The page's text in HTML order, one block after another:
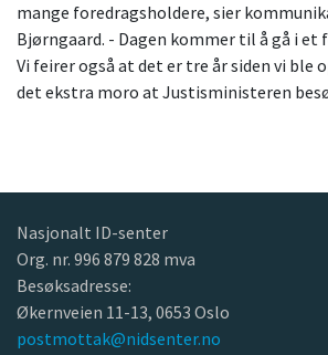
mange foredragsholdere, sier
Bjørngaard. - Dagen kommer til å gå i et
Vi feirer også at det er tre år siden vi ble
det ekstra moro at Justisministeren
Nasjonalt ID-senter
Org. nr. 996 879 828 mva
Besøksadresse:
Økernveien 11-13, 0653 Oslo
postmottak@nidsenter.no